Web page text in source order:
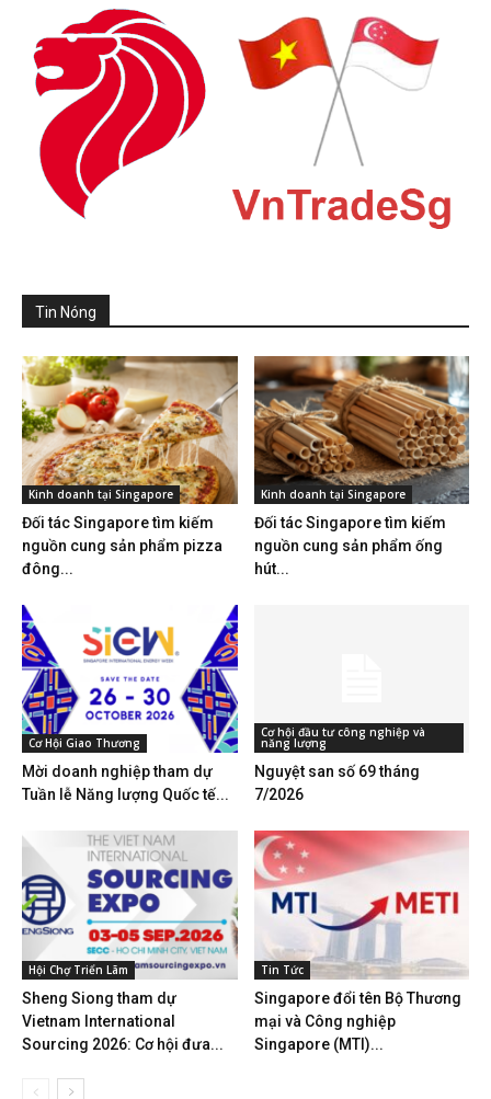
Tin Nóng
Kinh doanh tại Singapore
Đối tác Singapore tìm kiếm
nguồn cung sản phẩm pizza
đông...
Kinh doanh tại Singapore
Đối tác Singapore tìm kiếm
nguồn cung sản phẩm ống
hút...
Cơ Hội Giao Thương
Mời doanh nghiệp tham dự
Tuần lễ Năng lượng Quốc tế...
Cơ hội đầu tư công nghiệp và
năng lượng
Nguyệt san số 69 tháng
7/2026
Hội Chợ Triển Lãm
Sheng Siong tham dự
Vietnam International
Sourcing 2026: Cơ hội đưa...
Tin Tức
Singapore đổi tên Bộ Thương
mại và Công nghiệp
Singapore (MTI)...